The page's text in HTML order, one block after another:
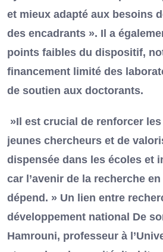
et mieux adapté aux besoins
des encadrants ». Il a
points faibles du dispositif,
financement limité des
de soutien aux doctorants.
»Il est crucial de renforcer
jeunes chercheurs et de
dispensée dans les écoles et
car l’avenir de la recherche
dépend. » Un lien entre
développement national De
Hamrouni, professeur à